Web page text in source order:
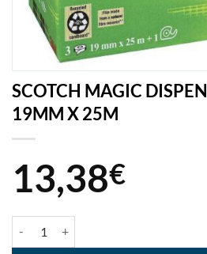
SCOTCH MAGIC
19MM X 25M
13,38€